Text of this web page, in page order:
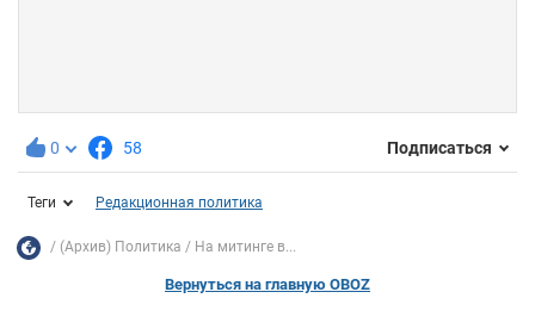
0 58 Подписаться
Теги Редакционная политика
(Архив) Политика На митинге в...
Вернуться на главную OBOZ